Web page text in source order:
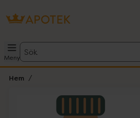
Meny
Sök
Hem
Lista: . Innehåller 1 objekt.